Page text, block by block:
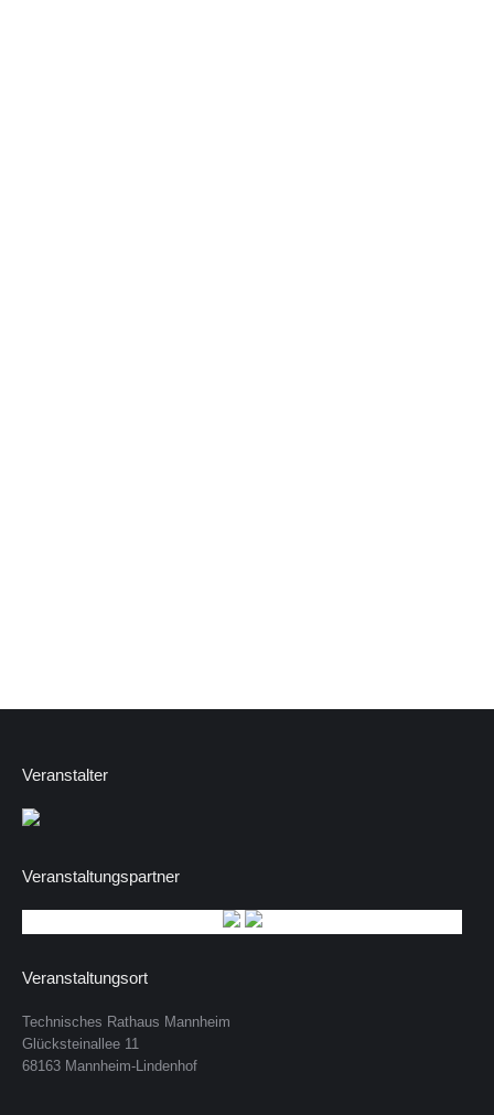
Veranstalter
Veranstaltungspartner
Veranstaltungsort
Technisches Rathaus Mannheim
Glücksteinallee 11
68163 Mannheim-Lindenhof